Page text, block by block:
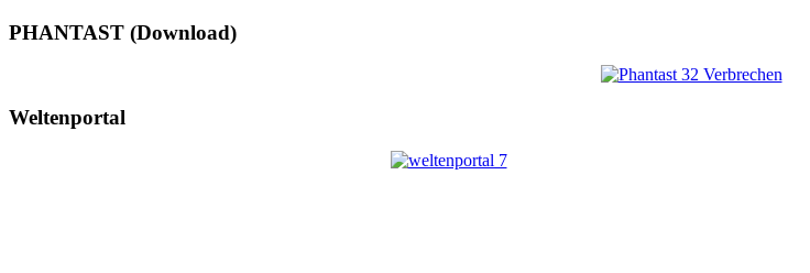
PHANTAST (Download)
Weltenportal